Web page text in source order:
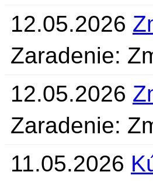
12.05.2026
Zaradenie:
12.05.2026
Zaradenie:
11.05.2026